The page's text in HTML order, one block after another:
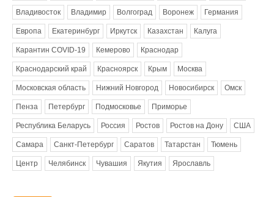
Владивосток Владимир Волгоград Воронеж Германия
Европа Екатеринбург Иркутск Казахстан Калуга
Карантин COVID-19 Кемерово Краснодар
Краснодарский край Красноярск Крым Москва
Московская область Нижний Новгород Новосибирск Омск
Пенза Петербург Подмосковье Приморье
Республика Беларусь Россия Ростов Ростов на Дону США
Самара Санкт-Петербург Саратов Татарстан Тюмень
Центр Челябинск Чувашия Якутия Ярославль